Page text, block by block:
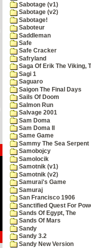
Sabotage (v1)
Sabotage (v2)
Sabotage!
Saboteur
Saddleman
Safe
Safe Cracker
Safryland
Saga Of Erik The Viking,
Sagi 1
Saguaro
Saigon The Final Days
Sails Of Doom
Salmon Run
Salvage 2001
Sam Doma
Sam Doma II
Same Game
Sammy The Sea Serpent
Samobojcy
Samolocik
Samotnik (v1)
Samotnik (v2)
Samurai's Game
Samuraj
San Francisco 1906
Sanctified Quest For
Sands Of Egypt, The
Sands Of Mars
Sandy
Sandy 3.2
Sandy New Version